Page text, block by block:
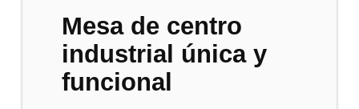
Mesa de centro
industrial única y
funcional